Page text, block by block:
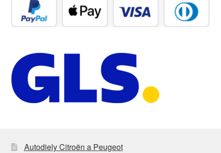
Autodiely Citroën a Peugeot